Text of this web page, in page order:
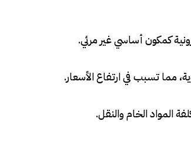
كمكون أساسي غير مرئي.
مما تسبب في ارتفاع الأسعار.
المواد الخام والنقل.